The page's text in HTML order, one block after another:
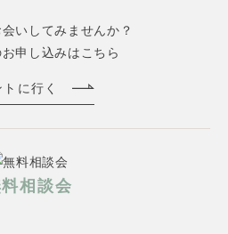
いしてみませんか？
申し込みはこちら
に行く
相談会